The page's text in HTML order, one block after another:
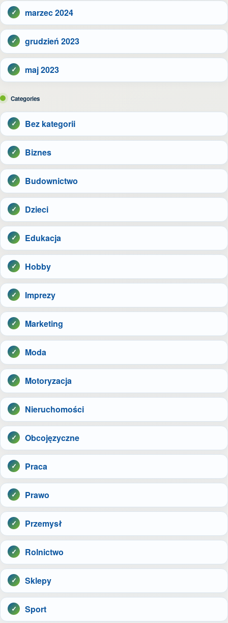
marzec 2024
grudzień 2023
maj 2023
Categories
Bez kategorii
Biznes
Budownictwo
Dzieci
Edukacja
Hobby
Imprezy
Marketing
Moda
Motoryzacja
Nieruchomości
Obcojęzyczne
Praca
Prawo
Przemysł
Rolnictwo
Sklepy
Sport